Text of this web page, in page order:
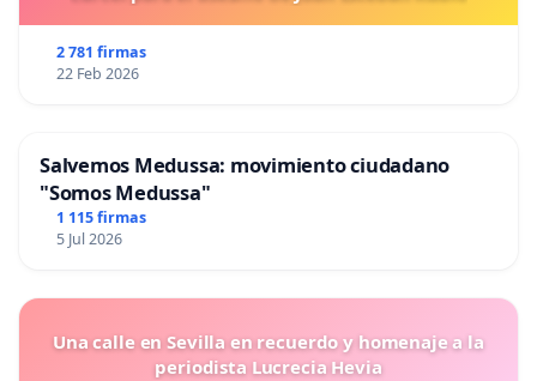
2 781 firmas
22 Feb 2026
Salvemos Medussa: movimiento ciudadano
"Somos Medussa"
1 115 firmas
5 Jul 2026
Una calle en Sevilla en recuerdo y homenaje a la
periodista Lucrecia Hevia